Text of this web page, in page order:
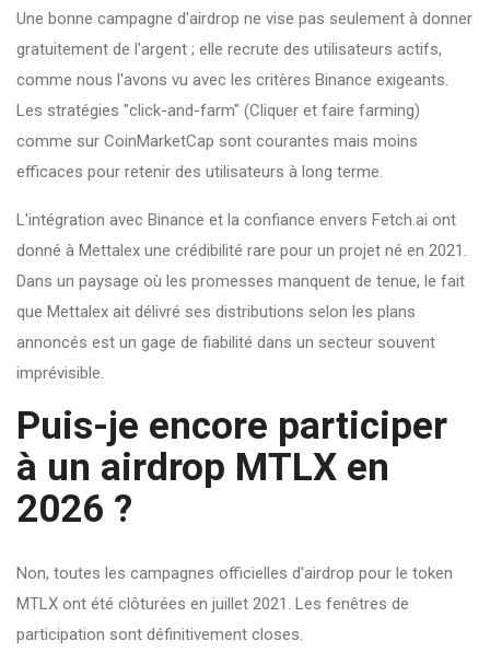
Une bonne campagne d'airdrop ne vise pas seulement à donner
gratuitement de l'argent ; elle recrute des utilisateurs actifs,
comme nous l'avons vu avec les critères Binance exigeants.
Les stratégies "click-and-farm" (Cliquer et faire farming)
comme sur CoinMarketCap sont courantes mais moins
efficaces pour retenir des utilisateurs à long terme.
L'intégration avec Binance et la confiance envers Fetch.ai ont
donné à Mettalex une crédibilité rare pour un projet né en 2021.
Dans un paysage où les promesses manquent de tenue, le fait
que Mettalex ait délivré ses distributions selon les plans
annoncés est un gage de fiabilité dans un secteur souvent
imprévisible.
Puis-je encore participer
à un airdrop MTLX en
2026 ?
Non, toutes les campagnes officielles d'airdrop pour le token
MTLX ont été clôturées en juillet 2021. Les fenêtres de
participation sont définitivement closes.